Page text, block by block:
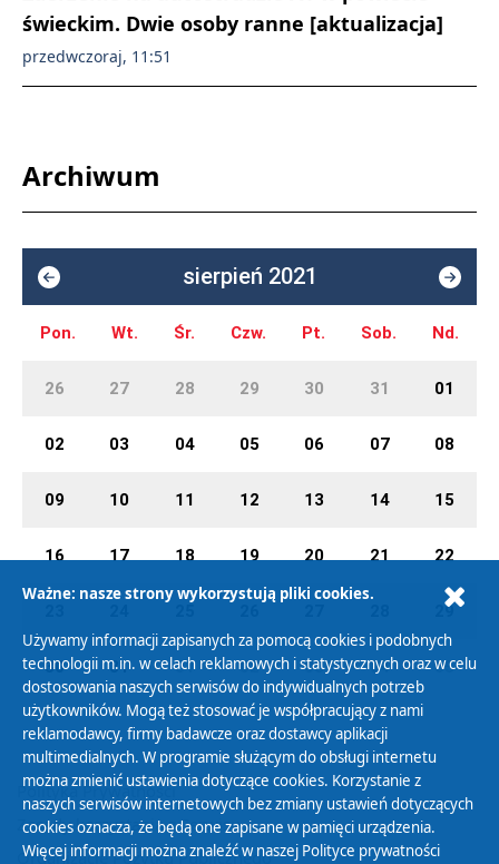
świeckim. Dwie osoby ranne [aktualizacja]
przedwczoraj, 11:51
Archiwum
sierpień 2021
Pon. Wt. Śr. Czw. Pt. Sob. Nd.
26 27 28 29 30 31 01
02 03 04 05 06 07 08
09 10 11 12 13 14 15
16 17 18 19 20 21 22
29
30 31 01 02 03 04 05
Polityka Prywatności
Zasady korzystania z Serwisu
Organizacje Pożytku Publicznego
Ważne: nasze strony wykorzystują pliki cookies.
Używamy informacji zapisanych za pomocą cookies i podobnych
technologii m.in. w celach reklamowych i statystycznych oraz w celu
dostosowania naszych serwisów do indywidualnych potrzeb
użytkowników. Mogą też stosować je współpracujący z nami
reklamodawcy, firmy badawcze oraz dostawcy aplikacji
multimedialnych. W programie służącym do obsługi internetu
można zmienić ustawienia dotyczące cookies. Korzystanie z
naszych serwisów internetowych bez zmiany ustawień dotyczących
cookies oznacza, że będą one zapisane w pamięci urządzenia.
Więcej informacji można znaleźć w naszej Polityce prywatności